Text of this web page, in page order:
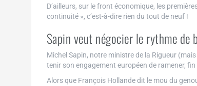
D’ailleurs, sur le front économique, les
continuité », c’est-à-dire rien du tout de neuf !
Sapin veut négocier le rythme de
Michel Sapin, notre ministre de la Rigueur
tenir son engagement européen de ramener,
Alors que François Hollande dit le mou du